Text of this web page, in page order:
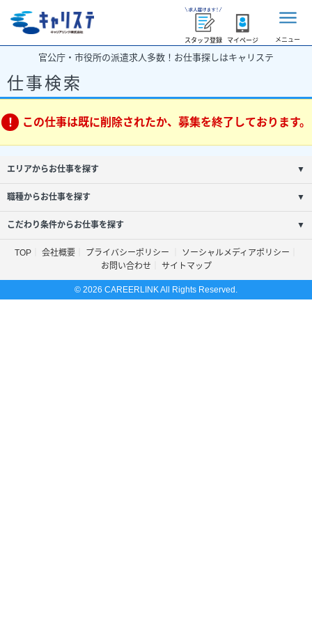
スタッフ登録 マイページ メニュー
官公庁・市役所の派遣求人多数！お仕事探しはキャリステ
仕事検索
この仕事は既に削除されたか、募集を終了しております。
エリアからお仕事を探す ▼
職種からお仕事を探す ▼
こだわり条件からお仕事を探す ▼
TOP 会社概要 プライバシーポリシー
ソーシャルメディアポリシー
お問い合わせ
サイトマップ
© 2026 CAREERLINK All Rights Reserved.